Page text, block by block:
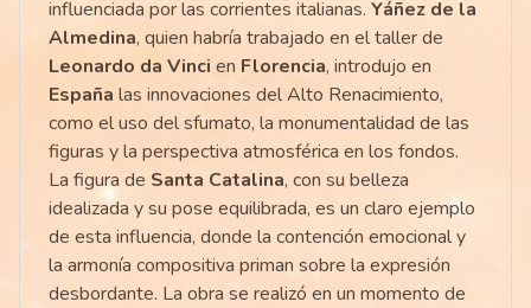
influenciada por las corrientes italianas. Yáñez de la
Almedina, quien habría trabajado en el taller de
Leonardo da Vinci en Florencia, introdujo en
España las innovaciones del Alto Renacimiento,
como el uso del sfumato, la monumentalidad de las
figuras y la perspectiva atmosférica en los fondos.
La figura de Santa Catalina, con su belleza
idealizada y su pose equilibrada, es un claro ejemplo
de esta influencia, donde la contención emocional y
la armonía compositiva priman sobre la expresión
desbordante. La obra se realizó en un momento de